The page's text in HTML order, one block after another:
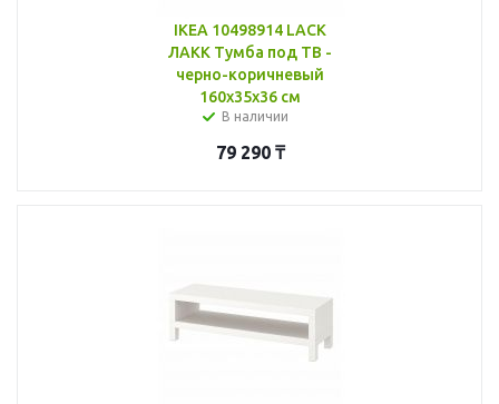
IKEA 10498914 LACK
ЛАКК Тумба под ТВ -
черно-коричневый
160x35x36 см
В наличии
79 290₸